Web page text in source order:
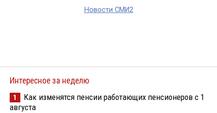
Новости СМИ2
Интересное за неделю
1
Как изменятся пенсии работающих пенсионеров с 1
августа